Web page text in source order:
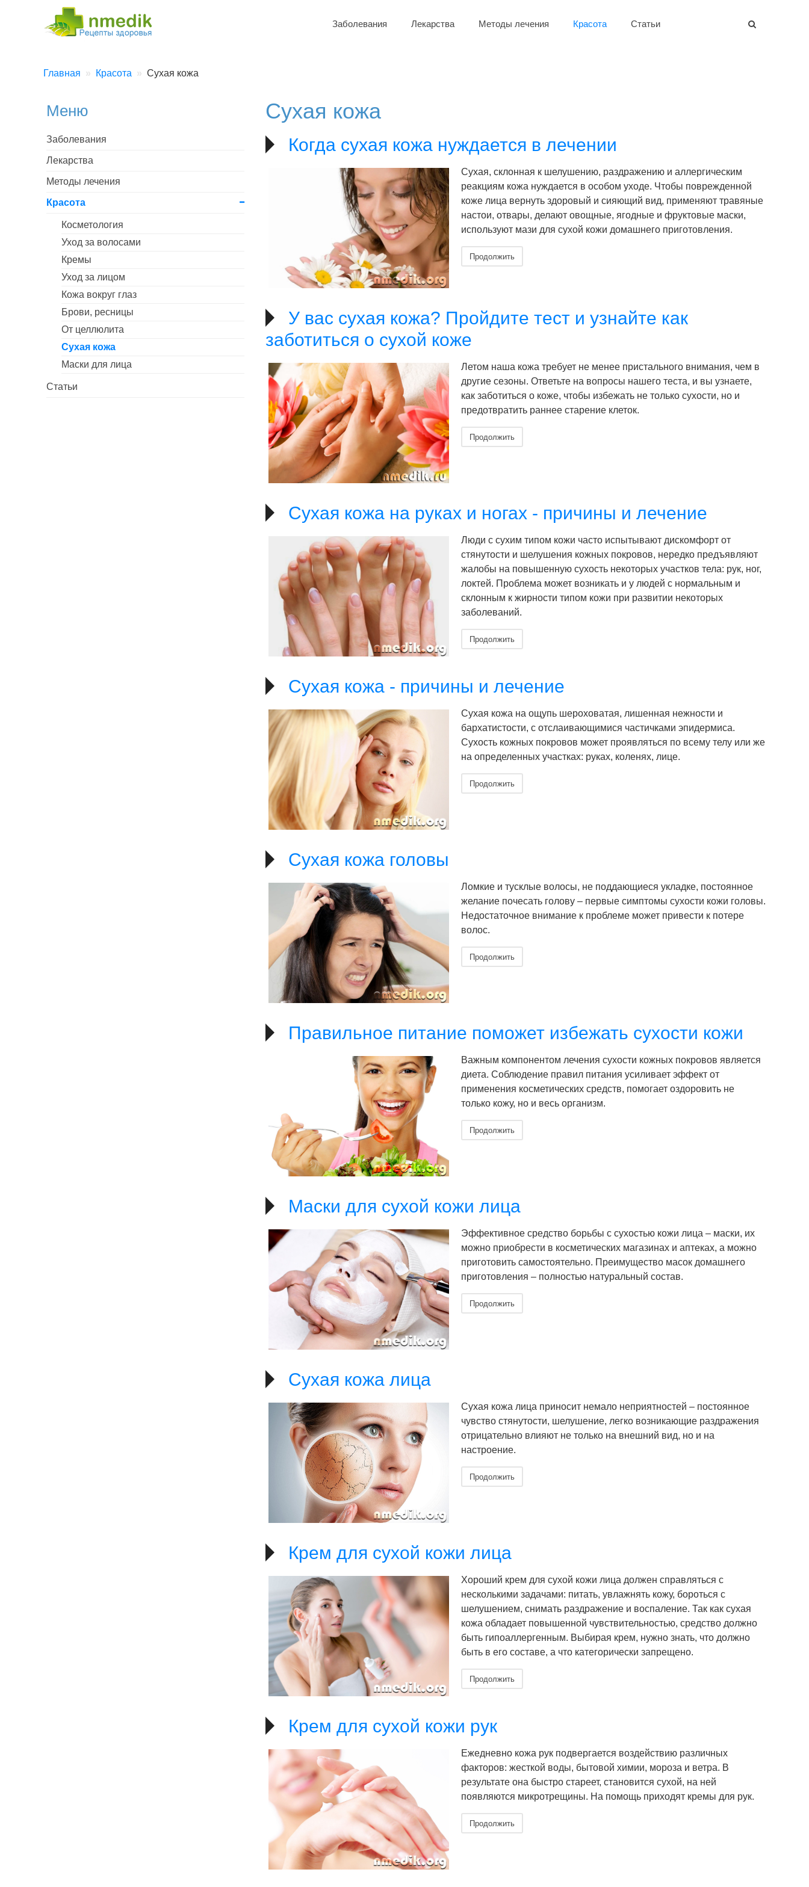
Заболевания Лекарства Методы лечения Красота Статьи
Главная Красота Сухая кожа
Сухая кожа
Когда сухая кожа нуждается в лечении
Сухая, склонная к шелушению, раздражению и аллергическим
реакциям кожа нуждается в особом уходе. Чтобы поврежденной
коже лица вернуть здоровый и сияющий вид, применяют травяные
настои, отвары, делают овощные, ягодные и фруктовые маски,
используют мази для сухой кожи домашнего приготовления.
Продолжить
У вас сухая кожа? Пройдите тест и узнайте как
заботиться о сухой коже
Летом наша кожа требует не менее пристального внимания, чем в
другие сезоны. Ответьте на вопросы нашего теста, и вы узнаете,
как заботиться о коже, чтобы избежать не только сухости, но и
предотвратить раннее старение клеток.
Продолжить
Сухая кожа на руках и ногах - причины и лечение
Люди с сухим типом кожи часто испытывают дискомфорт от
стянутости и шелушения кожных покровов, нередко предъявляют
жалобы на повышенную сухость некоторых участков тела: рук, ног,
локтей. Проблема может возникать и у людей с нормальным и
склонным к жирности типом кожи при развитии некоторых
заболеваний.
Продолжить
Сухая кожа - причины и лечение
Сухая кожа на ощупь шероховатая, лишенная нежности и
бархатистости, с отслаивающимися частичками эпидермиса.
Сухость кожных покровов может проявляться по всему телу или же
на определенных участках: руках, коленях, лице.
Продолжить
Сухая кожа головы
Ломкие и тусклые волосы, не поддающиеся укладке, постоянное
желание почесать голову – первые симптомы сухости кожи головы.
Недостаточное внимание к проблеме может привести к потере
волос.
Продолжить
Правильное питание поможет избежать сухости кожи
Важным компонентом лечения сухости кожных покровов является
диета. Соблюдение правил питания усиливает эффект от
применения косметических средств, помогает оздоровить не
только кожу, но и весь организм.
Продолжить
Маски для сухой кожи лица
Эффективное средство борьбы с сухостью кожи лица – маски, их
можно приобрести в косметических магазинах и аптеках, а можно
приготовить самостоятельно. Преимущество масок домашнего
приготовления – полностью натуральный состав.
Продолжить
Сухая кожа лица
Сухая кожа лица приносит немало неприятностей – постоянное
чувство стянутости, шелушение, легко возникающие раздражения
отрицательно влияют не только на внешний вид, но и на
настроение.
Продолжить
Крем для сухой кожи лица
Хороший крем для сухой кожи лица должен справляться с
несколькими задачами: питать, увлажнять кожу, бороться с
шелушением, снимать раздражение и воспаление. Так как сухая
кожа обладает повышенной чувствительностью, средство должно
быть гипоаллергенным. Выбирая крем, нужно знать, что должно
быть в его составе, а что категорически запрещено.
Продолжить
Крем для сухой кожи рук
Ежедневно кожа рук подвергается воздействию различных
факторов: жесткой воды, бытовой химии, мороза и ветра. В
результате она быстро стареет, становится сухой, на ней
появляются микротрещины. На помощь приходят кремы для рук.
Продолжить
Меню
Заболевания
Лекарства
Методы лечения
Красота
Косметология
Уход за волосами
Кремы
Уход за лицом
Кожа вокруг глаз
Брови, ресницы
От целлюлита
Сухая кожа
Маски для лица
Статьи